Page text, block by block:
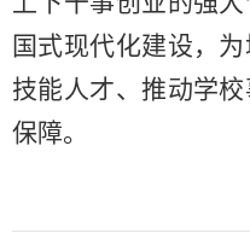
国式现代化建设，
技能人才、推动学
保障。